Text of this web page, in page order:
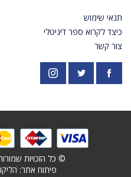
תנאי שימוש
כיצד לקרוא ספר דיגיטלי
צור קשר
פייסבוק PardesPublish
אינסטגרם
© כל הזכויות
פיתוח אתר: ׁ